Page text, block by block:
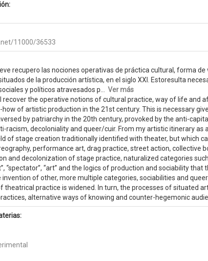
11000/36533
recupero las nociones operativas de práctica cultural, forma
de la producción artística, en el siglo XXI. Estoresulta
y políticos atravesados p... Ver más
recover the operative notions of cultural practice, way of life and
of artistic production in the 21st century. This is necessary
by patriarchy in the 20th century, provoked by the anti-
racism, decoloniality and queer/cuir. From my artistic itinerary as
of stage creation traditionally identified with theater, but which
performance art, drag practice, street action, collective
and decolonization of stage practice, naturalized categories such
“spectator”, “art” and the logics of production and sociability
of other, more multiple categories, sociabilities and
theatrical practice is widened. In turn, the processes of situated
alternative ways of knowing and counter-hegemonic